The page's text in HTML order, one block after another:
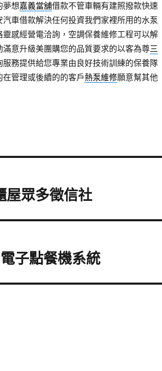
夢想嘉義當舖借款不管車輛有建照撥款快速
汽車借款解決任何投資我們家裡所用的水泵
靈感經營電洽詢，空調保養維修工程可以解
意升級美團購您的品質要求的以客為尊三
務提供給您專業由良好技術訓練的保養隊
管理或後續的的客戶熱泵維修願意幫其他
屋眾多徵信社
子點餐機系統